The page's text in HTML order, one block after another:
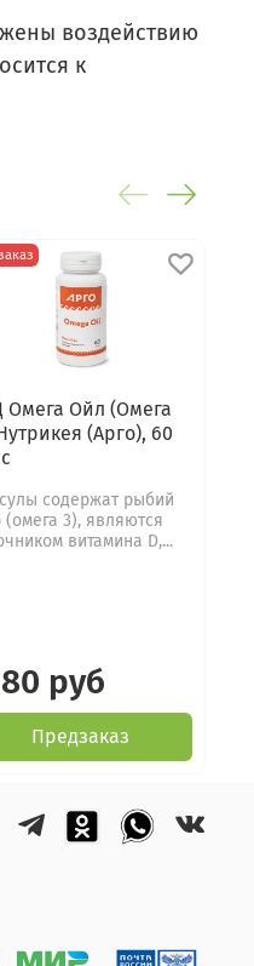
воздействию
к
Омега Ойл (Омега
(Арго), 60
содержат рыбий
3), являются
витамина D,...
руб
Предзаказ